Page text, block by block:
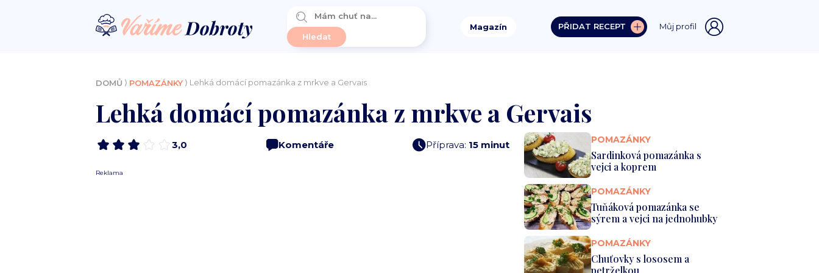
Magazín PŘIDAT RECEPT Můj profil
DOMŮ ⟩ POMAZÁNKY⟩ Lehká domácí pomazánka z mrkve a Gervais
Lehká domácí pomazánka z mrkve a Gervais
3,0 Komentáře Příprava: 15 minut
Reklama
POMAZÁNKY
Sardinková pomazánka s
vejci a koprem
POMAZÁNKY
Tuňáková pomazánka se
sýrem a vejci na jednohubky
POMAZÁNKY
Chuťovky s lososem a
petrželkou